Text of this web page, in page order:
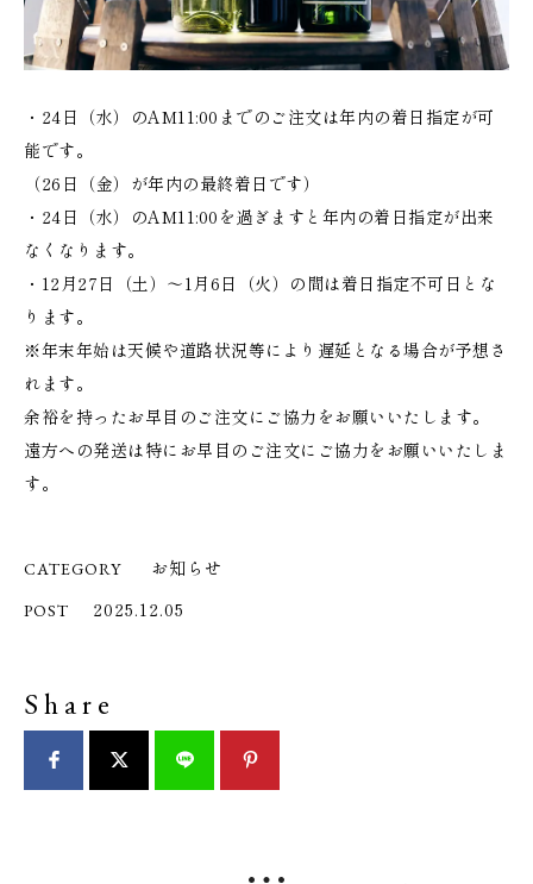
・24日（水）のAM11:00までのご注文は年内の着日指定が可
能です。
（26日（金）が年内の最終着日です）
・24日（水）のAM11:00を過ぎますと年内の着日指定が出来
なくなります。
・12月27日（土）～1月6日（火）の間は着日指定不可日とな
ります。
※年末年始は天候や道路状況等により遅延となる場合が予想さ
れます。
余裕を持ったお早目のご注文にご協力をお願いいたします。
遠方への発送は特にお早目のご注文にご協力をお願いいたしま
す。
CATEGORY お知らせ
POST 2025.12.05
Share